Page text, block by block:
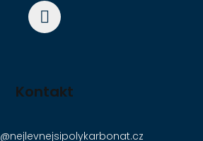
Kontakt
@nejlevnejsipolykarbonat.cz